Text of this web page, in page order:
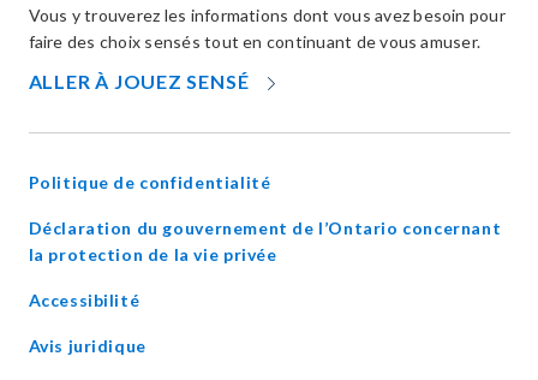
Vous y trouverez les informations dont vous avez besoin pour
faire des choix sensés tout en continuant de vous amuser.
ALLER À JOUEZ SENSÉ
NEW
Politique de confidentialité
Déclaration du gouvernement de l’Ontario concernant
la protection de la vie privéeopens
Accessibilité
Avis juridique